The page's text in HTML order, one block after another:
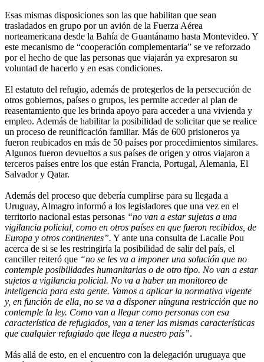
Esas mismas disposiciones son las que habilitan que sean
trasladados en grupo por un avión de la Fuerza Aérea
norteamericana desde la Bahía de Guantánamo hasta Montevideo. Y
este mecanismo de “cooperación complementaria” se ve reforzado
por el hecho de que las personas que viajarán ya expresaron su
voluntad de hacerlo y en esas condiciones.
El estatuto del refugio, además de protegerlos de la persecución de
otros gobiernos, países o grupos, les permite acceder al plan de
reasentamiento que les brinda apoyo para acceder a una vivienda y
empleo. Además de habilitar la posibilidad de solicitar que se realice
un proceso de reunificación familiar. Más de 600 prisioneros ya
fueron reubicados en más de 50 países por procedimientos similares.
Algunos fueron devueltos a sus países de origen y otros viajaron a
terceros países entre los que están Francia, Portugal, Alemania, El
Salvador y Qatar.
Además del proceso que debería cumplirse para su llegada a
Uruguay, Almagro informó a los legisladores que una vez en el
territorio nacional estas personas “no van a estar sujetas a una
vigilancia policial, como en otros países en que fueron recibidos, de
Europa y otros continentes”. Y ante una consulta de Lacalle Pou
acerca de si se les restringiría la posibilidad de salir del país, el
canciller reiteró que “no se les va a imponer una solución que no
contemple posibilidades humanitarias o de otro tipo. No van a estar
sujetos a vigilancia policial. No va a haber un monitoreo de
inteligencia para esta gente. Vamos a aplicar la normativa vigente
y, en función de ella, no se va a disponer ninguna restricción que no
contemple la ley. Como van a llegar como personas con esa
característica de refugiados, van a tener las mismas características
que cualquier refugiado que llega a nuestro país”.
Más allá de esto, en el encuentro con la delegación uruguaya que